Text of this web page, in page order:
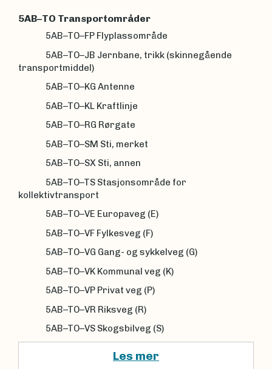
5AB–TO Transportområder
5AB–TO–FP Flyplassområde
5AB–TO–JB Jernbane, trikk (skinnegående
transportmiddel)
5AB–TO–KG Antenne
5AB–TO–KL Kraftlinje
5AB–TO–RG Rørgate
5AB–TO–SM Sti, merket
5AB–TO–SX Sti, annen
5AB–TO–TS Stasjonsområde for
kollektivtransport
5AB–TO–VE Europaveg (E)
5AB–TO–VF Fylkesveg (F)
5AB–TO–VG Gang- og sykkelveg (G)
5AB–TO–VK Kommunal veg (K)
5AB–TO–VP Privat veg (P)
5AB–TO–VR Riksveg (R)
5AB–TO–VS Skogsbilveg (S)
Les mer